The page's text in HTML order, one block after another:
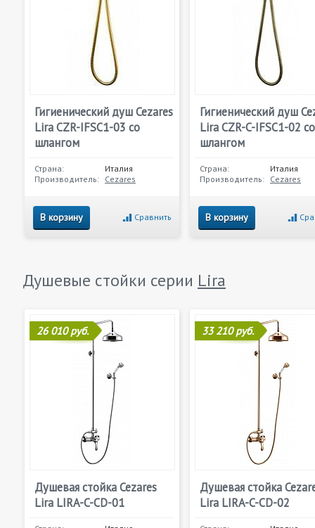
Гигиенический душ Cezares
Lira CZR-IFSC1-03 со
шлангом
Страна:
Италия
Производитель: Cezares
В корзину Сравнить
Гигиенический душ
Lira CZR-C-IFSC1-02 со
шлангом
Страна:
Италия
Производитель: Cezares
В корзину
Душевые стойки серии Lira
26 010 руб.
Душевая стойка Cezares
Lira LIRA-C-CD-01
33 210 руб.
Душевая стойка
Lira LIRA-C-CD-02